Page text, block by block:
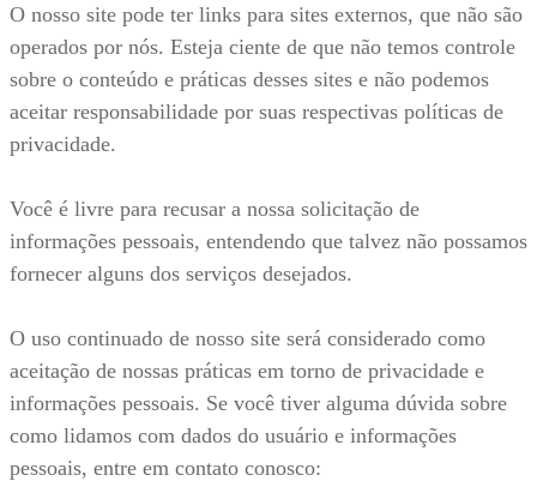
O nosso site pode ter links para sites externos, que não são
operados por nós. Esteja ciente de que não temos controle
sobre o conteúdo e práticas desses sites e não podemos
aceitar responsabilidade por suas respectivas políticas de
privacidade.
Você é livre para recusar a nossa solicitação de
informações pessoais, entendendo que talvez não possamos
fornecer alguns dos serviços desejados.
O uso continuado de nosso site será considerado como
aceitação de nossas práticas em torno de privacidade e
informações pessoais. Se você tiver alguma dúvida sobre
como lidamos com dados do usuário e informações
pessoais, entre em contato conosco: